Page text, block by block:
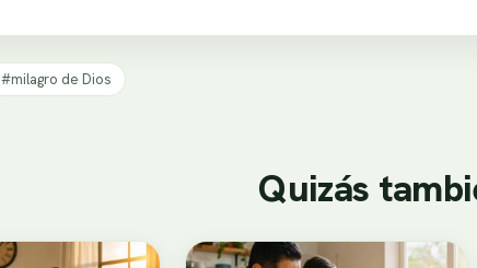
#milagro de Dios
Quizás